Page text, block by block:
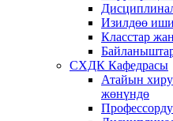
Изилдөө иши
Класстар
СХДК Кафедрасы
Атайын
жөнүндө